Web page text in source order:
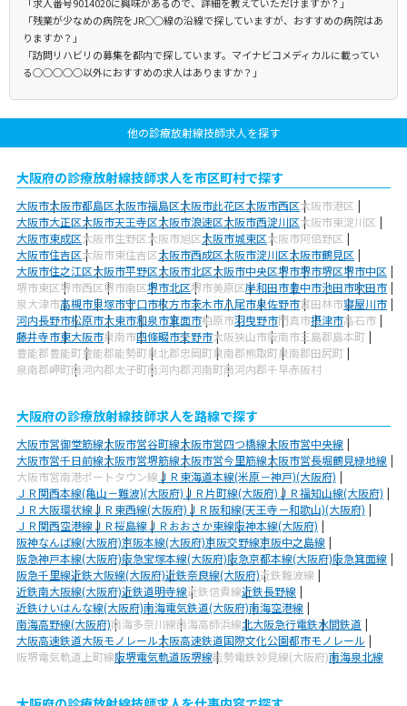
「残業が少なめの病院をJR○○線の沿線で探していますが、おすすめの病院はあ
りますか？」
「訪問リハビリの募集を都内で探しています。マイナビコメディカルに載ってい
る○○○○○以外におすすめの求人はありますか？」
他の診療放射線技師求人を探す
大阪府の診療放射線技師求人を市区町村で探す
大阪市大阪市都島区大阪市福島区大阪市此花区大阪市西区大阪市港区
大阪市大正区大阪市天王寺区大阪市浪速区大阪市西淀川区大阪市東淀川区
大阪市東成区大阪市生野区大阪市旭区大阪市城東区大阪市阿倍野区
大阪市住吉区大阪市東住吉区大阪市西成区大阪市淀川区大阪市鶴見区
大阪市住之江区大阪市平野区大阪市北区大阪市中央区堺市堺市堺区堺市中区
堺市東区堺市西区堺市南区堺市北区堺市美原区岸和田市豊中市池田市吹田市
泉大津市高槻市貝塚市守口市枚方市茨木市八尾市泉佐野市富田林市寝屋川市
河内長野市松原市大東市和泉市箕面市柏原市羽曳野市門真市摂津市高石市
藤井寺市東大阪市泉南市四條畷市交野市大阪狭山市阪南市三島郡島本町
豊能郡豊能町豊能郡能勢町泉北郡忠岡町泉南郡熊取町泉南郡田尻町
泉南郡岬町南河内郡太子町南河内郡河南町南河内郡千早赤阪村
大阪府の診療放射線技師求人を路線で探す
大阪市営御堂筋線大阪市営谷町線大阪市営四つ橋線大阪市営中央線
大阪市営千日前線大阪市営堺筋線大阪市営今里筋線大阪市営長堀鶴見緑地線
大阪市営南港ポートタウン線ＪＲ東海道本線(米原－神戸)(大阪府)
ＪＲ関西本線(亀山－難波)(大阪府)ＪＲ片町線(大阪府)ＪＲ福知山線(大阪府)
ＪＲ大阪環状線ＪＲ東西線(大阪府)ＪＲ阪和線(天王寺－和歌山)(大阪府)
ＪＲ関西空港線ＪＲ桜島線ＪＲおおさか東線阪神本線(大阪府)
阪神なんば線(大阪府)京阪本線(大阪府)京阪交野線京阪中之島線
阪急神戸本線(大阪府)阪急宝塚本線(大阪府)阪急京都本線(大阪府)阪急箕面線
阪急千里線近鉄大阪線(大阪府)近鉄奈良線(大阪府)近鉄難波線
近鉄南大阪線(大阪府)近鉄道明寺線近鉄信貴線近鉄長野線
近鉄けいはんな線(大阪府)南海電気鉄道(大阪府)南海空港線
南海高野線(大阪府)南海多奈川線南海高師浜線北大阪急行電鉄水間鉄道
大阪高速鉄道大阪モノレール大阪高速鉄道国際文化公園都市モノレール
阪堺電気軌道上町線阪堺電気軌道阪堺線能勢電鉄妙見線(大阪府)南海泉北線